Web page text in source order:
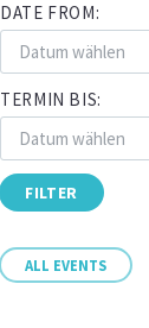
DATE FROM:
TERMIN BIS:
FILTER
ALL EVENTS